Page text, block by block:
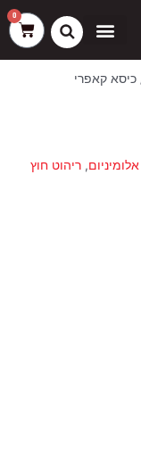
0
עגלת
קניות
כיסא קאפרי
, ריהוט חוץ